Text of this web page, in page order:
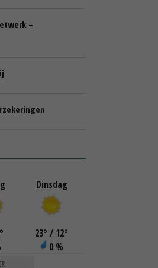
–
°
Dinsdag
23° / 12°
0 %